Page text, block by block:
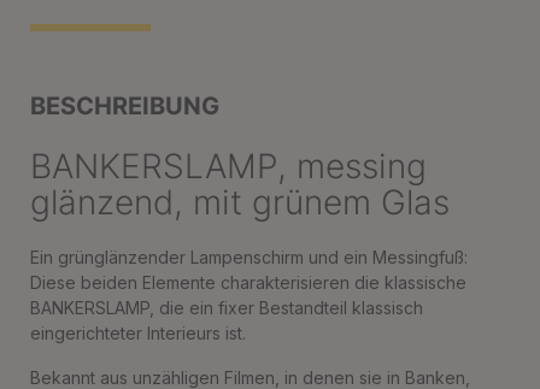
BESCHREIBUNG
BANKERSLAMP, messing
glänzend, mit grünem Glas
Ein grünglänzender Lampenschirm und ein Messingfuß:
Diese beiden Elemente charakterisieren die klassische
BANKERSLAMP, die ein fixer Bestandteil klassisch
eingerichteter Interieurs ist.
Bekannt aus unzähligen Filmen, in denen sie in Banken,